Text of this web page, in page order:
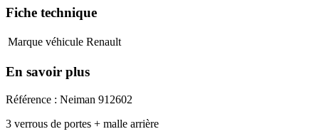
Fiche technique
Marque véhicule Renault
En savoir plus
Référence : Neiman 912602
3 verrous de portes + malle arrière